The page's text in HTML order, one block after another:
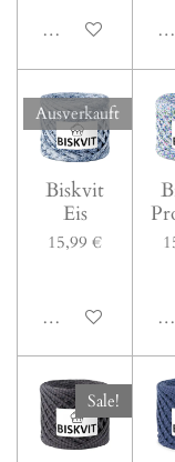
In den Warenkorb
Ausverkauft
Biskvit
Eis
15,99 €
Bei Verfügbarkeit
Sale!